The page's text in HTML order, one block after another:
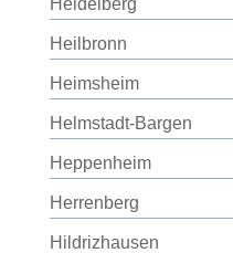
Heidelberg
Heilbronn
Heimsheim
Helmstadt-Bargen
Heppenheim
Herrenberg
Hildrizhausen